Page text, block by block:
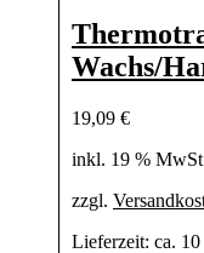
Wachs/
19,09 €
inkl. 19 %
zzgl.
Lieferzeit: ca.